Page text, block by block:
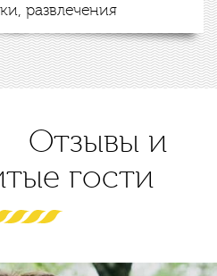
развлечения
Отзывы и
гости